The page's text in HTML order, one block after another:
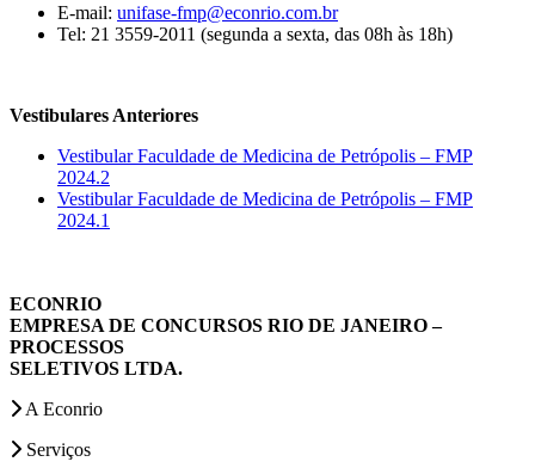
E-mail: unifase-fmp@econrio.com.br
Tel: 21 3559-2011 (segunda a sexta, das 08h às 18h)
Vestibulares Anteriores
Vestibular Faculdade de Medicina de Petrópolis – FMP
2024.2
Vestibular Faculdade de Medicina de Petrópolis – FMP
2024.1
ECONRIO
EMPRESA DE CONCURSOS RIO DE JANEIRO –
PROCESSOS
SELETIVOS LTDA.
A Econrio
Serviços